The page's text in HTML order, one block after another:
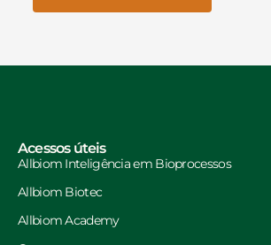
Acessos úteis
Allbiom Inteligência em Bioprocessos
Allbiom Biotec
Allbiom Academy